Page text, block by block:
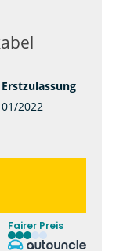
Erstzulassung
01/2022
Fairer Preis